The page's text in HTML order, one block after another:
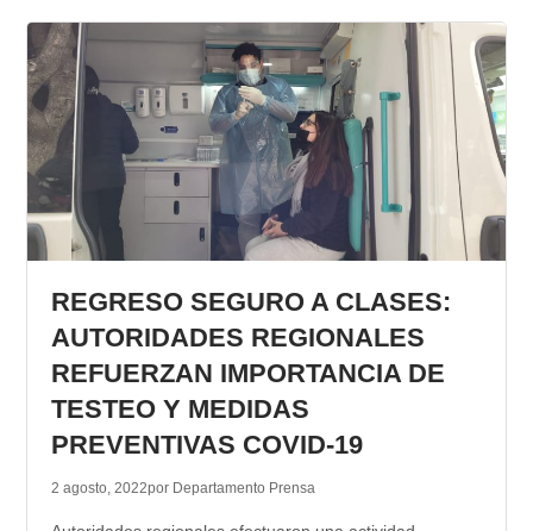
REGRESO SEGURO A CLASES:
AUTORIDADES REGIONALES
REFUERZAN IMPORTANCIA DE
TESTEO Y MEDIDAS
PREVENTIVAS COVID-19
2 agosto, 2022por Departamento Prensa